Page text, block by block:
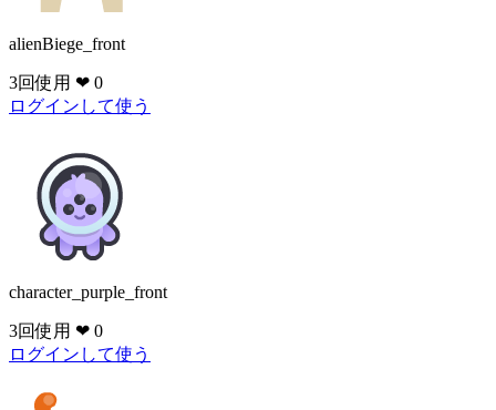
alienBiege_front
3回使用 ❤ 0
ログインして使う
character_purple_front
3回使用 ❤ 0
ログインして使う